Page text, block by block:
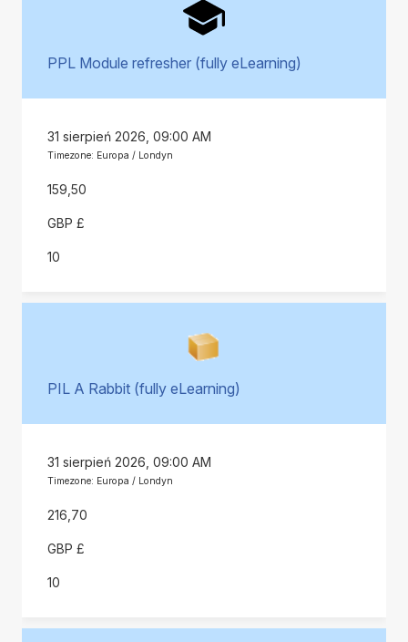
PPL Module refresher (fully eLearning)
31 sierpień 2026, 09:00 AM
Timezone: Europa / Londyn
159,50
GBP £
10
PIL A Rabbit (fully eLearning)
31 sierpień 2026, 09:00 AM
Timezone: Europa / Londyn
216,70
GBP £
10